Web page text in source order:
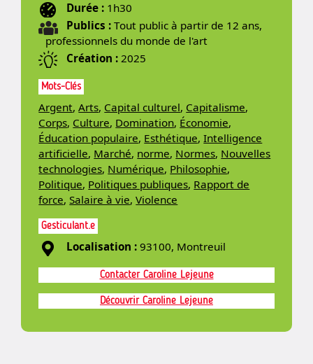
Durée : 1h30
Publics :Tout public à partir de 12 ans,
professionnels du monde de l'art
Création :2025
Mots-Clés
Argent,Arts, Capital culturel, Capitalisme,
Corps, Culture, Domination, Économie,
Éducation populaire, Esthétique,Intelligence
artificielle, Marché, norme, Normes, Nouvelles
technologies, Numérique, Philosophie,
Politique, Politiques publiques, Rapport de
force,Salaire à vie,Violence
Gesticulant.e
Localisation :93100, Montreuil
Contacter Caroline Lejeune
Découvrir Caroline Lejeune